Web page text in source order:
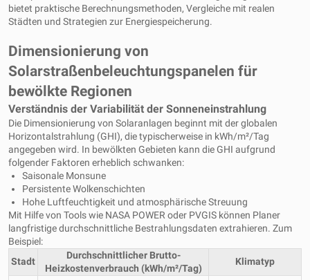
bietet praktische Berechnungsmethoden, Vergleiche mit realen
Städten und Strategien zur Energiespeicherung.
Dimensionierung von
Solarstraßenbeleuchtungspanelen für
bewölkte Regionen
Verständnis der Variabilität der Sonneneinstrahlung
Die Dimensionierung von Solaranlagen beginnt mit der globalen
Horizontalstrahlung (GHI), die typischerweise in kWh/m²/Tag
angegeben wird. In bewölkten Gebieten kann die GHI aufgrund
folgender Faktoren erheblich schwanken:
Saisonale Monsune
Persistente Wolkenschichten
Hohe Luftfeuchtigkeit und atmosphärische Streuung
Mit Hilfe von Tools wie NASA POWER oder PVGIS können Planer
langfristige durchschnittliche Bestrahlungsdaten extrahieren. Zum
Beispiel:
Stadt
Durchschnittlicher Brutto-
Heizkostenverbrauch (kWh/m²/Tag)
Klimatyp